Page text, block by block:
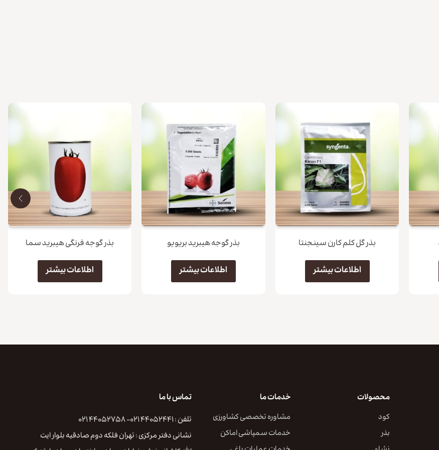
بذر گل کلم کارن سینجنتا
اطلاعات بیشتر
بذر گوجه هیبرید بریویو
اطلاعات بیشتر
بذر گوجه فرنگی هیبرید سما
اطلاعات بیشتر
محصولات
کود
بذر
خدمات ما
مشاوره تخصصی کشاورزی
خدمات سمپاشی اماکن
تماس با ما
تلفن : ۴۴۰۵۲۴۴۱ ۰۲۱- ۴۴۰۵۲۷۵۸ ۰۲۱
نشانی دفتر مرکزی : تهران فلكه دوم صادقيه بلوار ايت